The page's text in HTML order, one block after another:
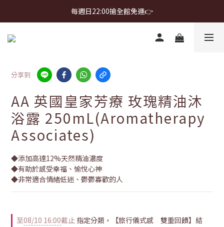
首購免運 $499 起 ＋ 加 LINE 領 $300 折價券 ➤
每週日22:00搶全館免運👉
首購免運 $499 起 ＋ 加 LINE 領 $300 折價券 ➤
分享到
AA 英國皇家芳療 玫瑰精油沐
浴露 250mL(Aromatherapy
Associates)
◆添加高達12%天然精油濃度
◆有助於感受幸福、愉悅心神
◆非常適合情緒低迷、鬱鬱寡歡的人
至08/10 16:00截止 指定分類，【旅行儀式感 雙重回饋】結